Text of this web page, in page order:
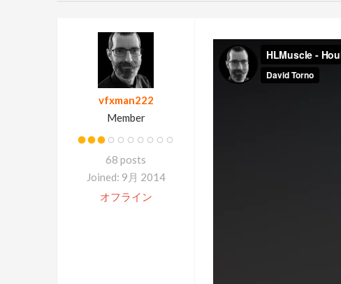
vfxman222
Member
68 posts
Joined: 9月 2014
オフライン